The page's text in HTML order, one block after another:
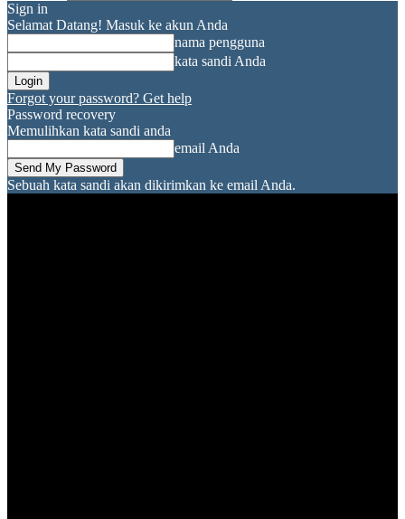
Sign in
Selamat Datang! Masuk ke akun Anda
nama pengguna
kata sandi Anda
Forgot your password? Get help
Password recovery
Memulihkan kata sandi anda
email Anda
Sebuah kata sandi akan dikirimkan ke email Anda.